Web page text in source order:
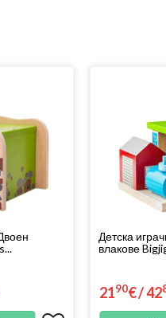
Детска
влакове
2190€/42